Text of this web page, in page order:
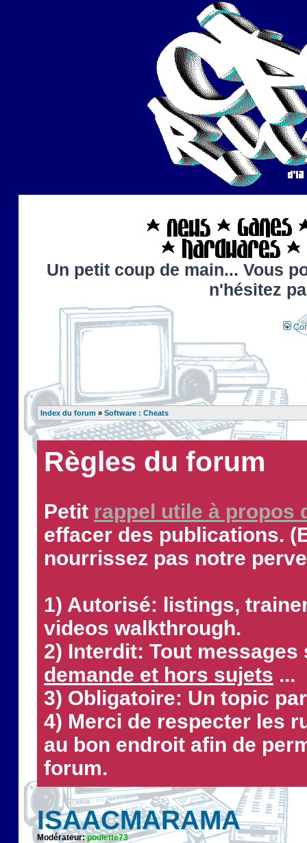
Un petit coup de main... Vous
n'hésitez
Index du forum » Software : Cheats
Règles du forum
Petit rappel utile à propos
effacer des publications.
nourrissez pas notre
1) Autorisé: listings,
videos walkthrough.
2) Interdit: Tout
demande et hors sujets ...
3) Obligatoire: Un topic
4) Merci de respecter les
au bon endroit afin de
forum.
ISAACMARAMA
Modérateur:poulette73